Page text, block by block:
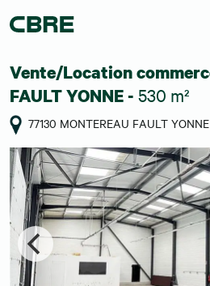
Vente/Location
FAULT YONNE - 530 m²
77130 MONTEREAU FAULT YONNE